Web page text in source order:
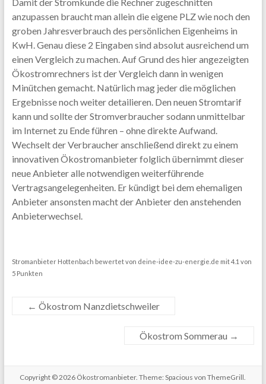
anzupassen braucht man allein die eigene PLZ wie noch den
groben Jahresverbrauch des persönlichen Eigenheims in
KwH. Genau diese 2 Eingaben sind absolut ausreichend um
einen Vergleich zu machen. Auf Grund des hier angezeigten
Ökostromrechners ist der Vergleich dann in wenigen
Minütchen gemacht. Natürlich mag jeder die möglichen
Ergebnisse noch weiter detailieren. Den neuen Stromtarif
kann und sollte der Stromverbraucher sodann unmittelbar
im Internet zu Ende führen – ohne direkte Aufwand.
Wechselt der Verbraucher anschließend direkt zu einem
innovativen Ökostromanbieter folglich übernimmt dieser
neue Anbieter alle notwendigen weiterführende
Vertragsangelegenheiten. Er kündigt bei dem ehemaligen
Anbieter ansonsten macht der Anbieter den anstehenden
Anbieterwechsel.
Stromanbieter Hottenbach bewertet von deine-idee-zu-energie.de mit4.1 von
5 Punkten
← Ökostrom Nanzdietschweiler
Ökostrom Sommerau →
Copyright © 2026 Ökostromanbieter. Theme: Spacious von ThemeGrill.